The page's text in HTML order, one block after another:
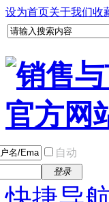
设为首页关于我们收
自动
登录